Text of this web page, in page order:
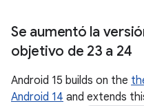
Se aumentó la
objetivo de 23 a 24
Android 15 builds on the
Android 14 and extends